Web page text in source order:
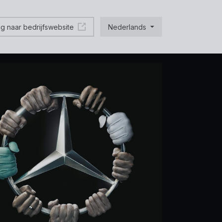
naar bedrijfswebsite Nederlands